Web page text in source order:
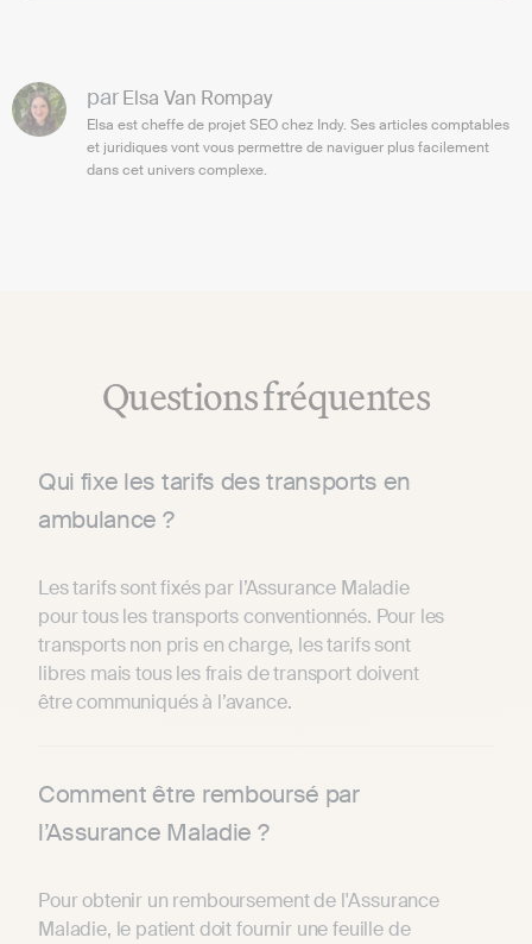
parElsa Van Rompay
Elsa est cheffe de projet SEO chez Indy. Ses articles comptables
et juridiques vont vous permettre de naviguer plus facilement
dans cet univers complexe.
Questions fréquentes
Qui fixe les tarifs des transports en
ambulance ?
Les tarifs sont fixés par l’Assurance Maladie
pour tous les transports conventionnés. Pour les
transports non pris en charge, les tarifs sont
libres mais tous les frais de transport doivent
être communiqués à l’avance.
Comment être remboursé par
l’Assurance Maladie ?
Pour obtenir un remboursement de l'Assurance
Maladie, le patient doit fournir une feuille de